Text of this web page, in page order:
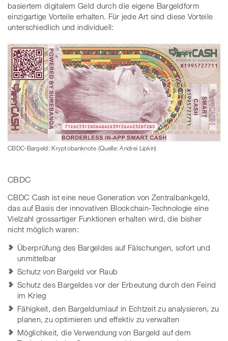
basiertem digitalem Geld durch die eigene Bargeldform
einzigartige Vorteile erhalten. Für jede Art sind diese Vorteile
unterschiedlich und individuell:
CBDC-Bargeld: Kryptobanknote (Quelle: Andrei Lipkin)
CBDC
CBDC Cash ist eine neue Generation von Zentralbankgeld,
das auf Basis der innovativen Blockchain-Technologie eine
Vielzahl grossartiger Funktionen erhalten wird, die bisher
nicht möglich waren:
Überprüfung des Bargeldes auf Fälschungen, sofort und
unmittelbar
Schutz von Bargeld vor Raub
Schutz des Bargeldes vor der Erbeutung durch den Feind
im Krieg
Fähigkeit, den Bargeldumlauf in Echtzeit zu analysieren, zu
planen, zu optimieren und effektiv zu verwalten
Möglichkeit, die Verwendung von Bargeld auf dem